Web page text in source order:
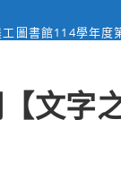
工圖書館114學年度
文字